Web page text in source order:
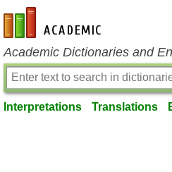
en-academic.com
Academic Dictionaries and
Interpretations Translations